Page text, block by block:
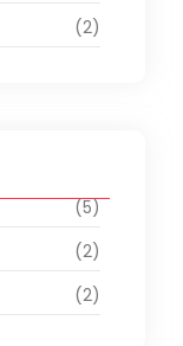
(2)
(5)
(2)
(2)